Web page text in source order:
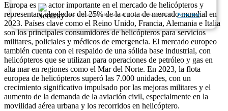
Garantizamos la total confidencialidad de sus datos personales.Privacidad
Europa es un actor importante en el mercado de helicópteros y
representará alrededor del 25% de la cuota de mercado mundial en
2023. Países clave como el Reino Unido, Francia, Alemania e Italia
son los principales consumidores de helicópteros para servicios
militares, policiales y médicos de emergencia. El mercado europeo
también cuenta con el respaldo de una sólida base industrial, con
helicópteros que se utilizan para operaciones de petróleo y gas en
alta mar en regiones como el Mar del Norte. En 2023, la flota
europea de helicópteros superó las 7.000 unidades, con un
crecimiento significativo impulsado por las mejoras militares y el
aumento de la demanda de la aviación civil, especialmente en la
movilidad aérea urbana y los recorridos en helicóptero.